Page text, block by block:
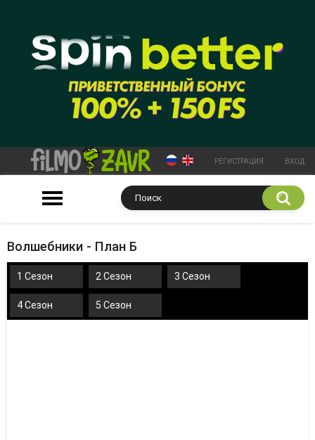
РЕГИСТРАЦИЯ ВХОД
Волшебники - План Б
1 Сезон 2 Сезон 3 Сезон
4 Сезон 5 Сезон